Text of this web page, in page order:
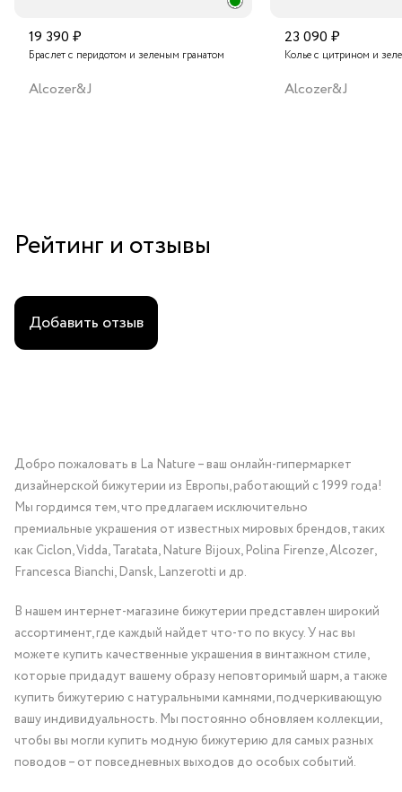
19 390 ₽
Браслет с перидотом и зеленым гранатом
Alcozer&J
23 090 ₽
Колье с цитрином и
Alcozer&J
Рейтинг и отзывы
Добавить отзыв
Добро пожаловать в La Nature – ваш онлайн-гипермаркет
дизайнерской бижутерии из Европы, работающий с 1999 года!
Мы гордимся тем, что предлагаем исключительно
премиальные украшения от известных мировых брендов, таких
как Ciclon, Vidda, Taratata, Nature Bijoux, Polina Firenze, Alcozer,
Francesca Bianchi, Dansk, Lanzerotti и др.
В нашем интернет-магазине бижутерии представлен широкий
ассортимент, где каждый найдет что-то по вкусу. У нас вы
можете купить качественные украшения в винтажном стиле,
которые придадут вашему образу неповторимый шарм, а также
купить бижутерию с натуральными камнями, подчеркивающую
вашу индивидуальность. Мы постоянно обновляем коллекции,
чтобы вы могли купить модную бижутерию для самых разных
поводов – от повседневных выходов до особых событий.